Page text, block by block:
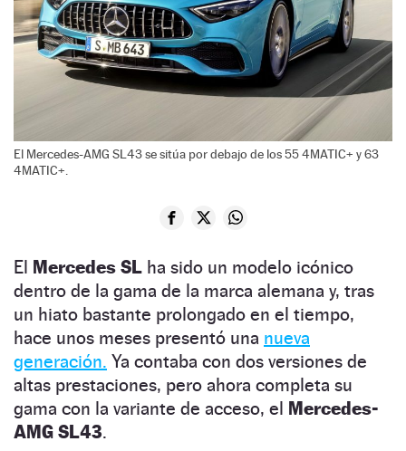
El Mercedes-AMG SL43 se sitúa por debajo de los 55 4MATIC+ y 63
4MATIC+.
El Mercedes SL ha sido un modelo icónico
dentro de la gama de la marca alemana y, tras
un hiato bastante prolongado en el tiempo,
hace unos meses presentó una nueva
generación. Ya contaba con dos versiones de
altas prestaciones, pero ahora completa su
gama con la variante de acceso, el Mercedes-
AMG SL43.